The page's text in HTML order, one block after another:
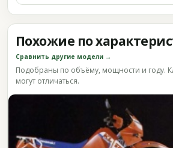
Похожие по
Сравнить другие модели →
Подобраны по объёму, мощности и году.
могут отличаться.